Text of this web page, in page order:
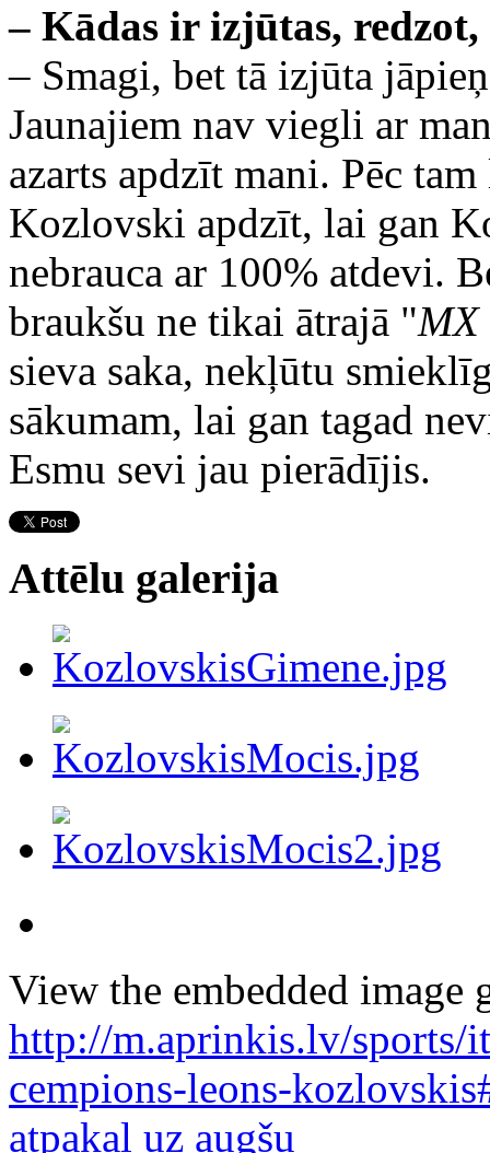
– Kādas ir izjūtas,
– Smagi, bet tā izjūta
Jaunajiem nav viegli ar
azarts apdzīt mani. Pēc
Kozlovski apdzīt, lai gan
nebrauca ar 100% atdevi.
braukšu ne tikai ātrajā "MX
sieva saka, nekļūtu
sākumam, lai gan tagad
Esmu sevi jau pierādījis.
Attēlu galerija
View the embedded image
http://m.aprinkis.lv/sports/
cempions-leons-
atpakaļ uz augšu